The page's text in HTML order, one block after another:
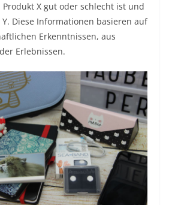
X gut oder schlecht ist und
Diese Informationen basieren auf
Erkenntnissen, aus
Erlebnissen.